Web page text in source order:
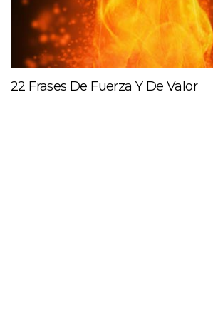
22 Frases De Fuerza Y De Valor